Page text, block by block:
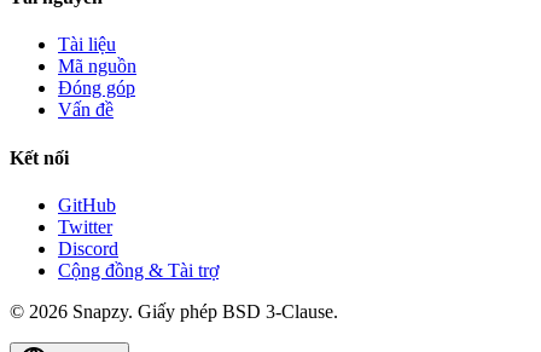
Tài liệu
Mã nguồn
Đóng góp
Vấn đề
Kết nối
GitHub
Twitter
Discord
Cộng đồng & Tài trợ
© 2026 Snapzy. Giấy phép BSD 3-Clause.